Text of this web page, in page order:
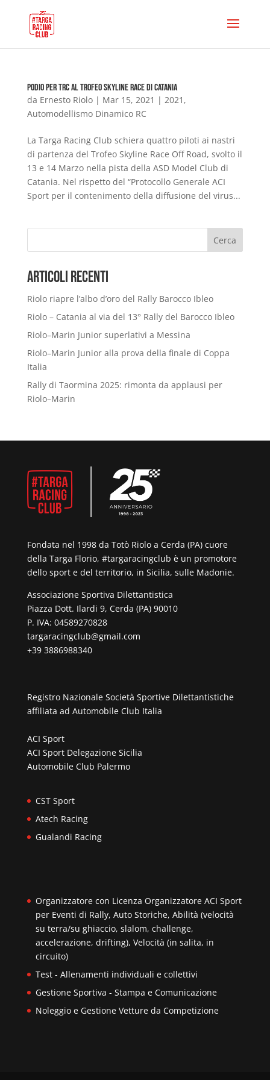
Podio per TRC al Trofeo Skyline Race di Catania
da Ernesto Riolo| Mar 15, 2021 | 2021 ,
Automodellismo Dinamico RC
La Targa Racing Club schiera quattro piloti ai nastri
di partenza del Trofeo Skyline Race Off Road, svolto il
13 e 14 Marzo nella pista della ASD Model Club di
Catania. Nel rispetto del “Protocollo Generale ACI
Sport per il contenimento della diffusione del virus...
Cerca
Articoli Recenti
Riolo riapre l’albo d’oro del Rally Barocco Ibleo
Riolo – Catania al via del 13° Rally del Barocco Ibleo
Riolo–Marin Junior superlativi a Messina
Riolo–Marin Junior alla prova della finale di Coppa
Italia
Rally di Taormina 2025: rimonta da applausi per
Riolo–Marin
Fondata nel 1998 da Totò Riolo a Cerda (PA) cuore
della Targa Florio, #targaracingclub è un promotore
dello sport e del territorio, in Sicilia, sulle Madonie.
Associazione Sportiva Dilettantistica
Piazza Dott. Ilardi 9, Cerda (PA) 90010
P. IVA: 04589270828
targaracingclub@gmail.com
+39 3886988340
Registro Nazionale Società Sportive Dilettantistiche
affiliata ad Automobile Club Italia
ACI Sport
ACI Sport Delegazione Sicilia
Automobile Club Palermo
CST Sport
Atech Racing
Gualandi Racing
Organizzatore con Licenza Organizzatore ACI Sport
per Eventi di Rally, Auto Storiche, Abilità (velocità
su terra/su ghiaccio, slalom, challenge,
accelerazione, drifting), Velocità (in salita, in
circuito)
Test - Allenamenti individuali e collettivi
Gestione Sportiva - Stampa e Comunicazione
Noleggio e Gestione Vetture da Competizione